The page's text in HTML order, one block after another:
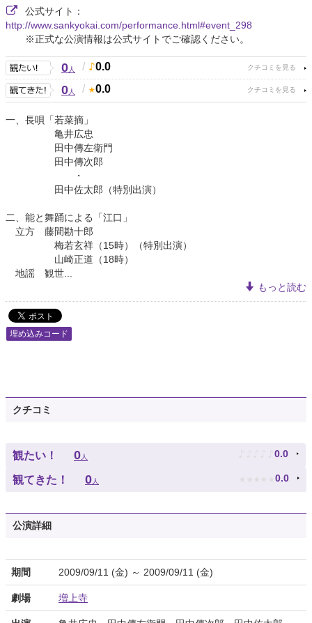
公式サイト：
http://www.sankyokai.com/performance.html#event_298
※正式な公演情報は公式サイトでご確認ください。
0人 / 0.0
0人 / 0.0
一、長唄「若菜摘」
亀井広忠
田中傳左衛門
田中傳次郎
・
田中佐太郎（特別出演）
二、能と舞踊による「江口」
立方 藤間勘十郎
梅若玄祥（15時）（特別出演）
山崎正道（18時）
地謡 観世...
もっと読む
埋め込みコード
クチコミ
観たい！ 0人 ♪ ♪ ♪ ♪ ♪ 0.0
観てきた！ 0人 ★ ★ ★ ★ ★ 0.0
公演詳細
期間 2009/09/11 (金) ～ 2009/09/11 (金)
劇場 増上寺